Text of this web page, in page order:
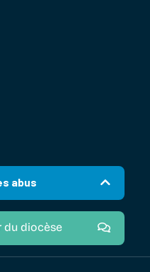
abus
du diocèse